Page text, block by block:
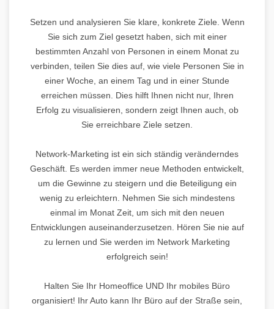
Setzen und analysieren Sie klare, konkrete Ziele. Wenn
Sie sich zum Ziel gesetzt haben, sich mit einer
bestimmten Anzahl von Personen in einem Monat zu
verbinden, teilen Sie dies auf, wie viele Personen Sie in
einer Woche, an einem Tag und in einer Stunde
erreichen müssen. Dies hilft Ihnen nicht nur, Ihren
Erfolg zu visualisieren, sondern zeigt Ihnen auch, ob
Sie erreichbare Ziele setzen.
Network-Marketing ist ein sich ständig veränderndes
Geschäft. Es werden immer neue Methoden entwickelt,
um die Gewinne zu steigern und die Beteiligung ein
wenig zu erleichtern. Nehmen Sie sich mindestens
einmal im Monat Zeit, um sich mit den neuen
Entwicklungen auseinanderzusetzen. Hören Sie nie auf
zu lernen und Sie werden im Network Marketing
erfolgreich sein!
Halten Sie Ihr Homeoffice UND Ihr mobiles Büro
organisiert! Ihr Auto kann Ihr Büro auf der Straße sein,